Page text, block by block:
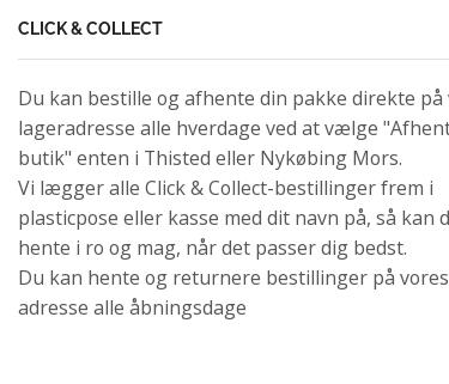
CLICK & COLLECT
Du kan bestille og afhente din pakke direkte på
lageradresse alle hverdage ved at vælge
butik" enten i Thisted eller Nykøbing Mors.
Vi lægger alle Click & Collect-bestillinger frem i
plasticpose eller kasse med dit navn på, så kan
hente i ro og mag, når det passer dig bedst.
Du kan hente og returnere bestillinger på vores
adresse alle åbningsdage